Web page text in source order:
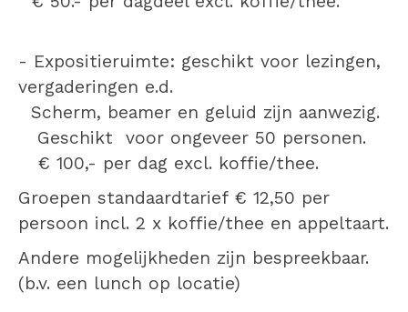
- Expositieruimte: geschikt voor lezingen,
vergaderingen e.d.
Scherm, beamer en geluid zijn aanwezig.
Geschikt voor ongeveer 50 personen.
€ 100,- per dag excl. koffie/thee.
Groepen standaardtarief € 12,50 per
persoon incl. 2 x koffie/thee en appeltaart.
Andere mogelijkheden zijn bespreekbaar.
(b.v. een lunch op locatie)